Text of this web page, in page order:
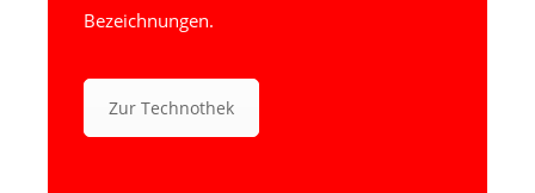
Bezeichnungen.
Zur Technothek